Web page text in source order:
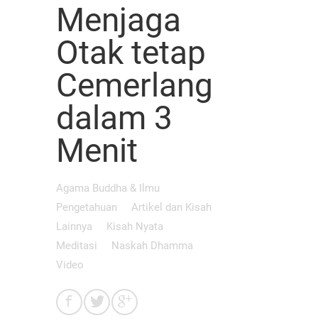
Menjaga
Otak tetap
Cemerlang
dalam 3
Menit
Agama Buddha & Ilmu
Pengetahuan
Artikel dan Kisah
Lainnya
Kisah Nyata
Meditasi
Naskah Dhamma
Video